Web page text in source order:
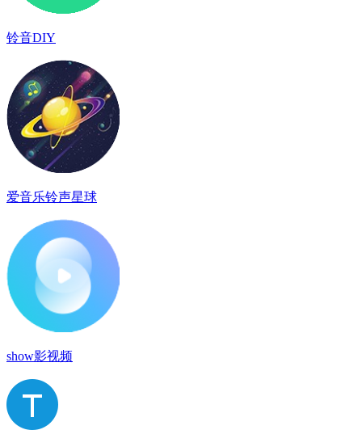
铃音DIY
爱音乐铃声星球
show影视频